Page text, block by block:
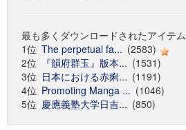
最も多くダウンロードされたアイテム
1位 The perpetual fa... (2583)
2位
『韻府群玉』版本... (1531)
3位 日本における赤痢... (1191)
4位 Promoting Manga ... (1046)
5位 慶應義塾大学日吉... (850)